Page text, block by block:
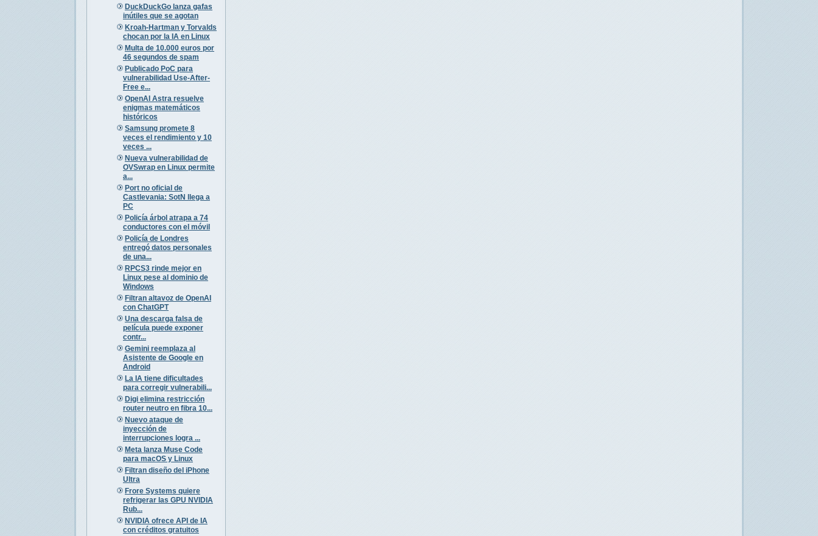
DuckDuckGo lanza gafas
inútiles que se agotan
Kroah-Hartman y Torvalds
chocan por la IA en Linux
Multa de 10.000 euros por
46 segundos de spam
Publicado PoC para
vulnerabilidad Use-After-
Free e...
OpenAI Astra resuelve
enigmas matemáticos
históricos
Samsung promete 8
veces el rendimiento y 10
veces ...
Nueva vulnerabilidad de
OVSwrap en Linux permite
a...
Port no oficial de
Castlevania: SotN llega a
PC
Policía árbol atrapa a 74
conductores con el móvil
Policía de Londres
entregó datos personales
de una...
RPCS3 rinde mejor en
Linux pese al dominio de
Windows
Filtran altavoz de OpenAI
con ChatGPT
Una descarga falsa de
película puede exponer
contr...
Gemini reemplaza al
Asistente de Google en
Android
La IA tiene dificultades
para corregir vulnerabili...
Digi elimina restricción
router neutro en fibra 10...
Nuevo ataque de
inyección de
interrupciones logra ...
Meta lanza Muse Code
para macOS y Linux
Filtran diseño del iPhone
Ultra
Frore Systems quiere
refrigerar las GPU NVIDIA
Rub...
NVIDIA ofrece API de IA
con créditos gratuitos